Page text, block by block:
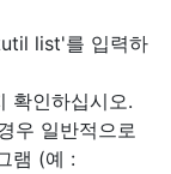
list'를 입력하
확인하십시오.
우 일반적으로
램 (예 :